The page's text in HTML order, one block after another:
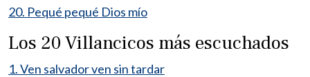
20. Pequé pequé Dios mío
Los 20 Villancicos más escuchados
1. Ven salvador ven sin tardar